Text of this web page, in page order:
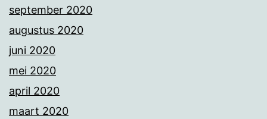
september 2020
augustus 2020
juni 2020
mei 2020
april 2020
maart 2020